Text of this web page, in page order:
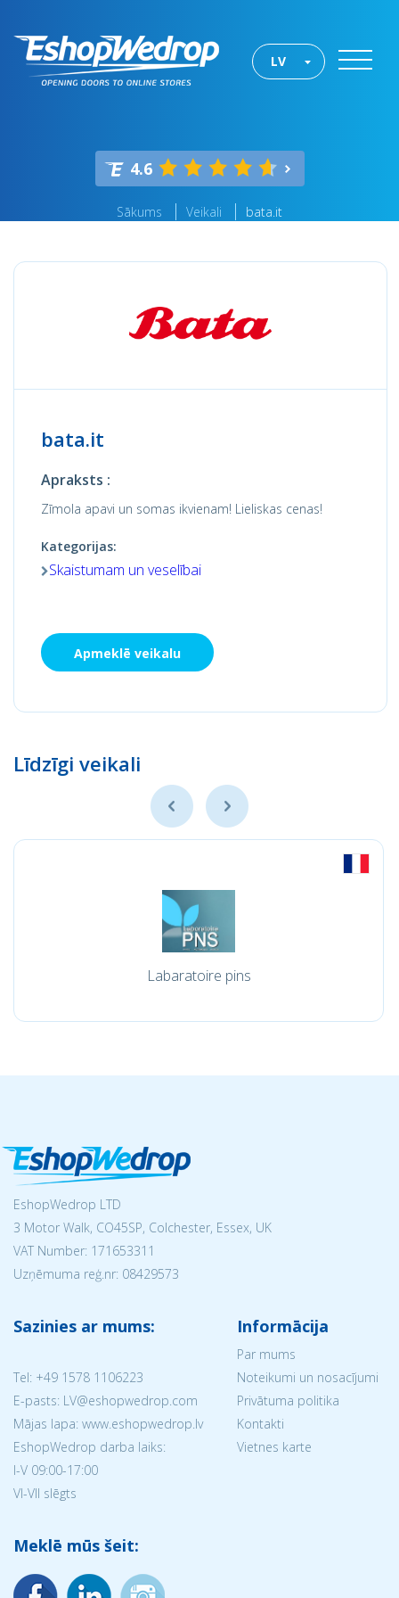
LV
4.6
Sākums Veikali bata.it
bata.it
Apraksts :
Zīmola apavi un somas ikvienam! Lieliskas cenas!
Kategorijas:
Skaistumam un veselībai
Apmeklē veikalu
Līdzīgi veikali
Labaratoire pins
EshopWedrop LTD
3 Motor Walk, CO45SP, Colchester, Essex, UK
VAT Number: 171653311
Uzņēmuma reģ.nr: 08429573
Sazinies ar mums:
Tel: +49 1578 1106223
E-pasts: LV@eshopwedrop.com
Mājas lapa: www.eshopwedrop.lv
EshopWedrop darba laiks:
I-V 09:00-17:00
VI-VII slēgts
Informācija
Par mums
Noteikumi un nosacījumi
Privātuma politika
Kontakti
Vietnes karte
Meklē mūs šeit: